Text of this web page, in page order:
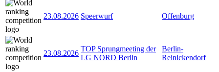
23.08.2026 Speerwurf Offenburg
23.08.2026
TOP Sprungmeeting der
LG NORD Berlin
Berlin-
Reinickendorf